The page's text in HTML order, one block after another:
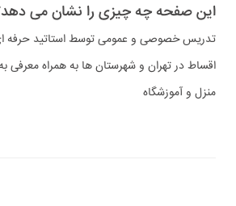
این صفحه چه چیزی را نشان می
تدریس خصوصی و عمومی توسط استاتید حرفه
اقساط در تهران و شهرستان ها به همراه معرفی
منزل و آموزشگاه